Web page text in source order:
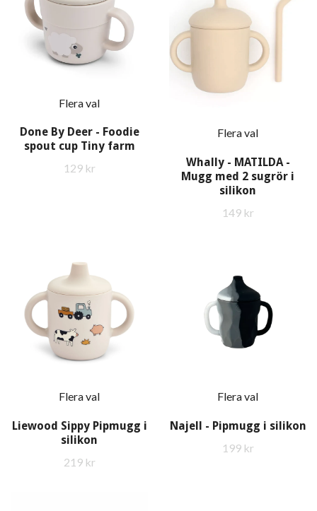
Flera val
Done By Deer - Foodie
spout cup Tiny farm
129 kr
Flera val
Whally - MATILDA -
Mugg med 2 sugrör i
silikon
149 kr
Flera val
Liewood Sippy Pipmugg i
silikon
219 kr
Flera val
Najell - Pipmugg i silikon
199 kr